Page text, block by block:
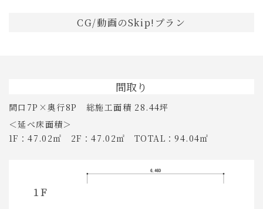
CG/動画のSkip!プラン
間取り
間口7P×奥行8P 総施工面積 28.44坪
＜延べ床面積＞
1F：47.02㎡ 2F：47.02㎡ TOTAL：94.04㎡